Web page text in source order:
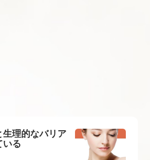
生理的なバリア
いる